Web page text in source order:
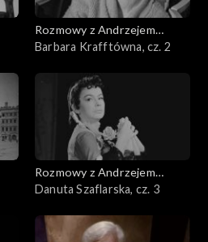
Rozmowy z Andrzejem
Doboszem
Barbara Krafftówna, cz. 2
Rozmowy z Andrzejem
Doboszem
Danuta Szaflarska, cz. 3